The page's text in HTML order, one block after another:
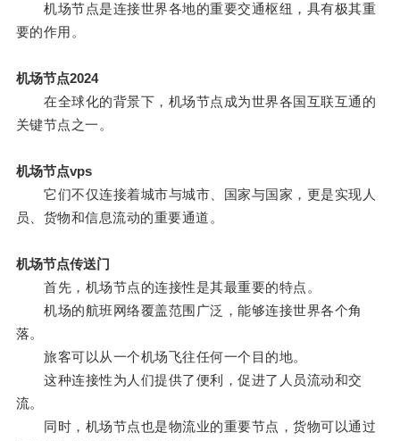
机场节点是连接世界各地的重要交通枢纽，具有极其重
要的作用。
机场节点2024
在全球化的背景下，机场节点成为世界各国互联互通的
关键节点之一。
机场节点vps
它们不仅连接着城市与城市、国家与国家，更是实现人
员、货物和信息流动的重要通道。
机场节点传送门
首先，机场节点的连接性是其最重要的特点。
机场的航班网络覆盖范围广泛，能够连接世界各个角
落。
旅客可以从一个机场飞往任何一个目的地。
这种连接性为人们提供了便利，促进了人员流动和交
流。
同时，机场节点也是物流业的重要节点，货物可以通过